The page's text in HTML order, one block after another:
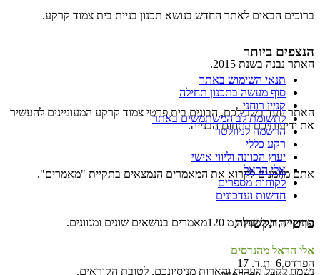
ברוכים הבאים לאתר החדש בנושא תכנון בניית בית צמוד קרקע.
האתר נבנה בשנת 2015.
האתר נועד בשבילכם, הבונים בית פרטי צמוד קרקע המעוניינים להעשיר
את ידיעותיכם בתחום הבנייה.
אתם מוזמנים לקרוא את המאמרים הנמצאים בתקיית "מאמרים".
בתיקייה זו, למעלה מ 120מאמרים בנושאים שונים ומגוונים.
נשמח לקבל הערות והארות מניסיונכם, לטובת הקוראים.
הנצפים ביותר
תנאי השימוש באתר
סוף מעשה בתכנון תחילה
קניין רוחני
לתשומת לב המשתמשים באתר
הרשמה לניוזלטר
רקע כללי
יעוץ הכוונה וליווי אישי
אלי הראל
לקוחות מספרים
חדשות ועדכונים
פרטי התקשרות
אלי הראל מהנדסים
הפרדס 6 ת.ד. 17